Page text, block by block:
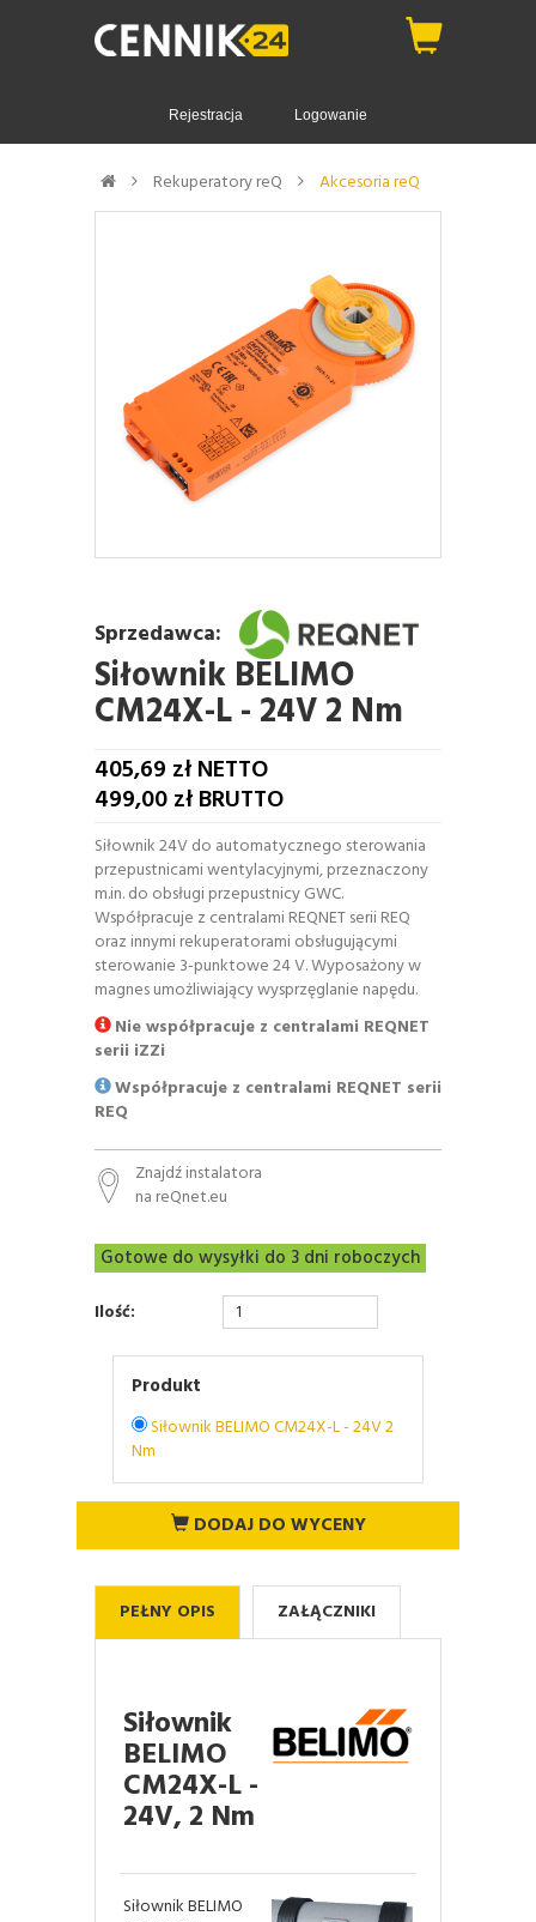
Rejestracja Logowanie
Rekuperatory reQ Akcesoria reQ
Sprzedawca:
Siłownik BELIMO
CM24X-L - 24V 2 Nm
405,69 zł NETTO
499,00zł BRUTTO
Siłownik 24V do automatycznego sterowania
przepustnicami wentylacyjnymi, przeznaczony
m.in. do obsługi przepustnicy GWC.
Współpracuje z centralami REQNET serii REQ
oraz innymi rekuperatorami obsługującymi
sterowanie 3-punktowe 24 V. Wyposażony w
magnes umożliwiający wysprzęglanie napędu.
Nie współpracuje z centralami REQNET
serii iZZi
Współpracuje z centralami REQNET serii
REQ
Znajdź instalatora
na reQnet.eu
Gotowe do wysyłki do 3 dni roboczych
Ilość:
Produkt
Siłownik BELIMO CM24X-L - 24V 2
Nm
DODAJ DO WYCENY
PEŁNY OPIS ZAŁĄCZNIKI
Siłownik
BELIMO
CM24X-L -
24V, 2 Nm
Siłownik BELIMO